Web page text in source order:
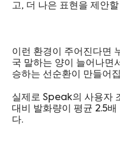
고, 더 나은 표현을 제안
이런 환경이 주어진다면
국 말하는 양이 늘어나면
승하는 선순환이 만들어
실제로 Speak의 사용자
대비 발화량이 평균 2.5
다.